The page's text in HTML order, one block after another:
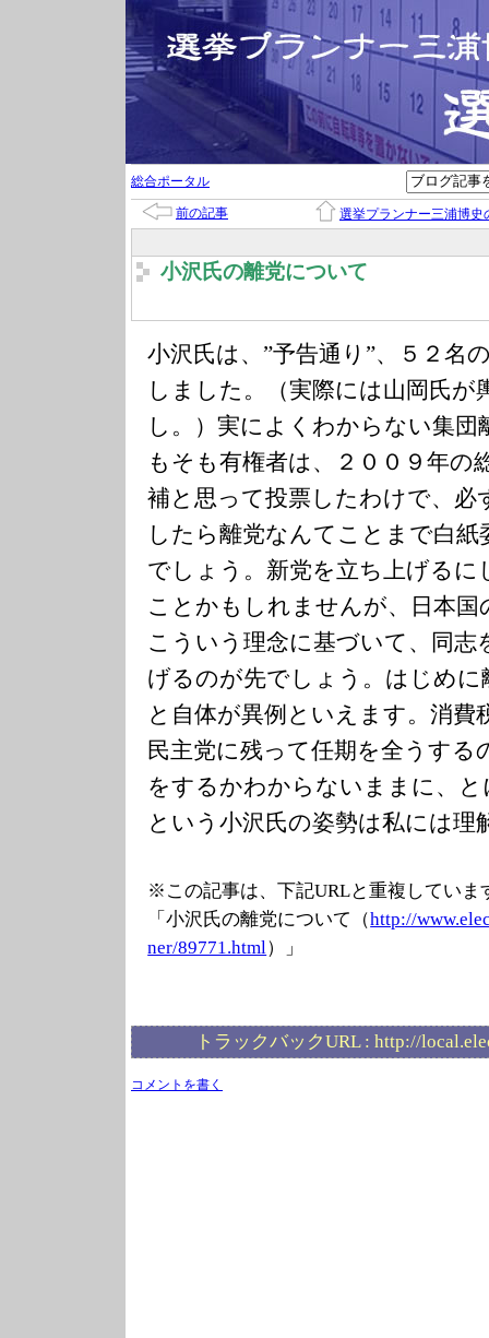
総合ポータル
前の記事 選挙プランナー三浦博史
小沢氏の離党について
小沢氏は、”予告通り”、５２名
しました。（実際には山岡氏が
し。）実によくわからない集
もそも有権者は、２００９年の
補と思って投票したわけで、必
したら離党なんてことまで白
でしょう。新党を立ち上げるに
ことかもしれませんが、日本
こういう理念に基づいて、同志
げるのが先でしょう。はじめ
と自体が異例といえます。消費
民主党に残って任期を全うする
をするかわからないままに、
という小沢氏の姿勢は私には理
※この記事は、下記URLと重複していま
「小沢氏の離党について（http://
ner/89771.html ）」
トラックバックURL : http://
コメントを書く